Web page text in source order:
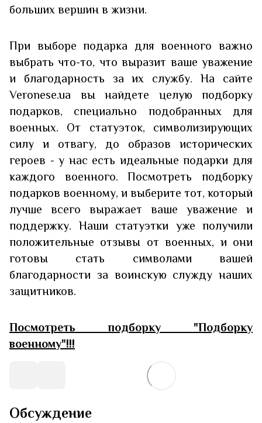
больших вершин в жизни.
При выборе подарка для военного важно
выбрать что-то, что выразит ваше уважение
и благодарность за их службу. На сайте
Veronese.ua вы найдете целую подборку
подарков, специально подобранных для
военных. От статуэток, символизирующих
силу и отвагу, до образов исторических
героев - у нас есть идеальные подарки для
каждого военного. Посмотреть подборку
подарков военному, и выберите тот, который
лучше всего выражает ваше уважение и
поддержку. Наши статуэтки уже получили
положительные отзывы от военных, и они
готовы стать символами вашей
благодарности за воинскую служду наших
защитников.
Посмотреть подборку "Подборку
военному"!!!
Обсуждение